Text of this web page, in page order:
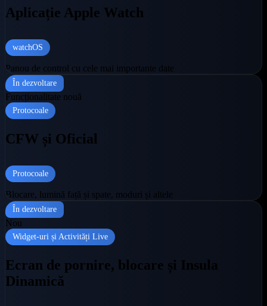
Aplicație Apple Watch
watchOS
Panou de control cu cele mai importante date
În dezvoltare
Funcționalitate nouă
Protocoale
CFW și Oficial
Protocoale
Blocare, lumină față și spate, moduri și altele
În dezvoltare
Nou
Widget-uri și Activități Live
Ecran de pornire, blocare și Insula
Dinamică